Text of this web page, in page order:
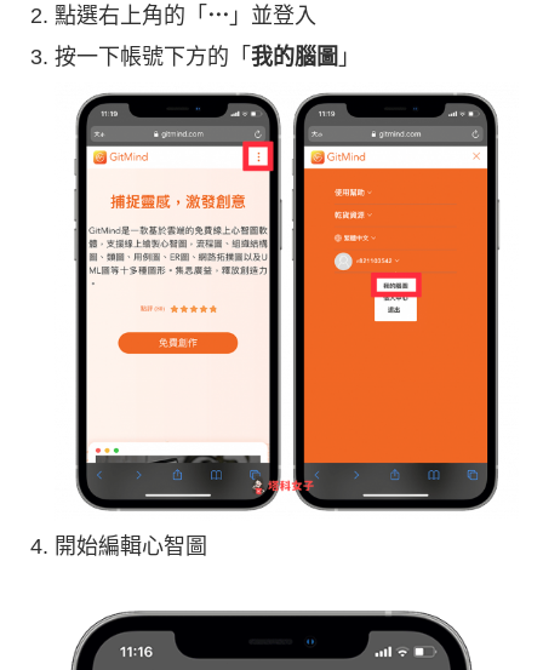
點選右上角的「 ⋯ 」並登入
按一下帳號下方的「 我的腦圖 」
開始編輯心智圖